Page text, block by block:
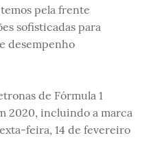
pela frente
sofisticadas para
desempenho
de Fórmula 1
2020, incluindo a marca
feira, 14 de fevereiro